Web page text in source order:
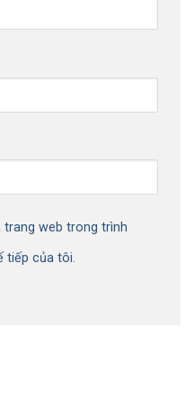
trang web trong trình
tiếp của tôi.